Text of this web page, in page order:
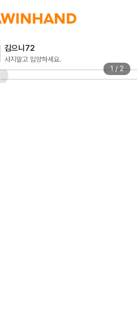
김으니72
사지말고 입양하세요.
1 / 2